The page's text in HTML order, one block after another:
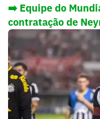
➡️ Equipe do
contratação de